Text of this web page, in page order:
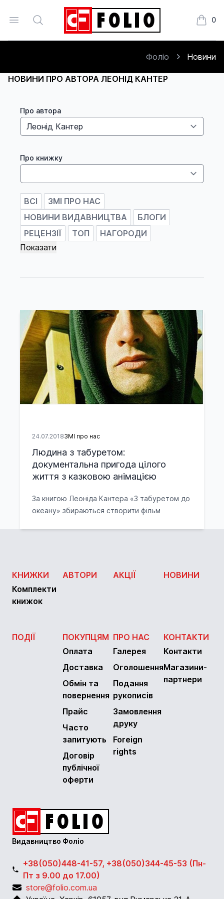
Open menu
Search 0
Фоліо Новини
НОВИНИ ПРО АВТОРА ЛЕОНІД КАНТЕР
Про автора
Про книжку
ВСІ
ЗМІ ПРО НАС
НОВИНИ ВИДАВНИЦТВА
БЛОГИ
РЕЦЕНЗІЇ
ТОП НАГОРОДИ
24.07.2018ЗМІ про нас
Людина з табуретом:
документальна пригода цілого
життя з казковою анімацією
За книгою Леоніда Кантера «З табуретом до
океану» збираються створити фільм
КНИЖКИ
Комплекти
книжок
АВТОРИ АКЦІЇ НОВИНИ
ПОДІЇ
ПОКУПЦЯМ
Оплата
Доставка
Обмін та
повернення
Прайс
Часто
запитують
Договір
публічної
оферти
ПРО НАС
Галерея
Оголошення
Подання
рукописів
Замовлення
друку
Foreign
rights
КОНТАКТИ
Контакти
Магазини-
партнери
Видавництво Фоліо
+38(050)448-41-57, +38(050)344-45-53 (Пн-
Пт з 9.00 до 17.00)
store@folio.com.ua